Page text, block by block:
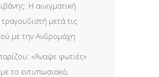
Η αινιγματική
μετά τις
με την Ανδρομάχη
«Άναψε φωτιές»
το εντυπωσιακό,